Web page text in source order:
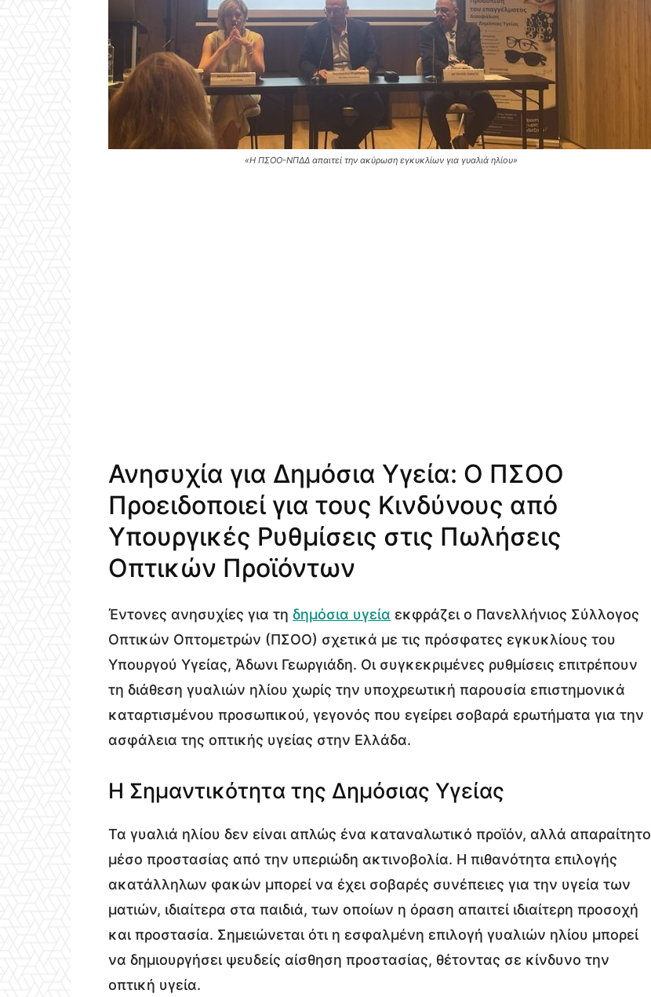
«Η ΠΣΟΟ-ΝΠΔΔ απαιτεί την ακύρωση εγκυκλίων για γυαλιά ηλίου»
Ανησυχία για Δημόσια Υγεία: Ο ΠΣΟΟ
Προειδοποιεί για τους Κινδύνους από
Υπουργικές Ρυθμίσεις στις Πωλήσεις
Οπτικών Προϊόντων
Έντονες ανησυχίες για τη δημόσια υγεία εκφράζει ο Πανελλήνιος Σύλλογος
Οπτικών Οπτομετρών (ΠΣΟΟ) σχετικά με τις πρόσφατες εγκυκλίους του
Υπουργού Υγείας, Άδωνι Γεωργιάδη. Οι συγκεκριμένες ρυθμίσεις επιτρέπουν
τη διάθεση γυαλιών ηλίου χωρίς την υποχρεωτική παρουσία επιστημονικά
καταρτισμένου προσωπικού, γεγονός που εγείρει σοβαρά ερωτήματα για την
ασφάλεια της οπτικής υγείας στην Ελλάδα.
Η Σημαντικότητα της Δημόσιας Υγείας
Τα γυαλιά ηλίου δεν είναι απλώς ένα καταναλωτικό προϊόν, αλλά απαραίτητο
μέσο προστασίας από την υπεριώδη ακτινοβολία. Η πιθανότητα επιλογής
ακατάλληλων φακών μπορεί να έχει σοβαρές συνέπειες για την υγεία των
ματιών, ιδιαίτερα στα παιδιά, των οποίων η όραση απαιτεί ιδιαίτερη προσοχή
και προστασία. Σημειώνεται ότι η εσφαλμένη επιλογή γυαλιών ηλίου μπορεί
να δημιουργήσει ψευδείς αίσθηση προστασίας, θέτοντας σε κίνδυνο την
οπτική υγεία.